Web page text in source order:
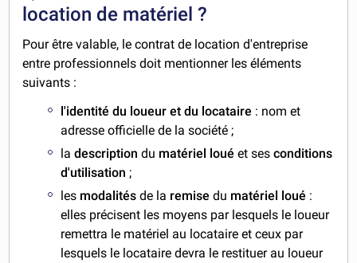
location de matériel ?
Pour être valable, le contrat de location d'entreprise
entre professionnels doit mentionner les éléments
suivants :
l'identité du loueur et du locataire : nom et
adresse officielle de la société ;
ladescriptiondu matériel louéet sesconditions
d'utilisation ;
les modalitésde la remisedu matériel loué :
elles précisent les moyens par lesquels le loueur
remettra le matériel au locataire et ceux par
lesquels le locataire devra le restituer au loueur